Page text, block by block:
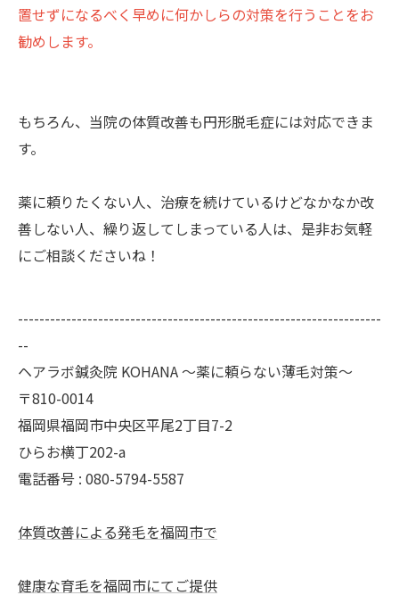
置せずになるべく早めに何かしらの対策を行うことをお
勧めします。
もちろん、当院の体質改善も円形脱毛症には対応できま
す。
薬に頼りたくない人、治療を続けているけどなかなか改
善しない人、繰り返してしまっている人は、是非お気軽
にご相談くださいね！
--------------------------------------------------------------------
--
ヘアラボ鍼灸院 KOHANA 〜薬に頼らない薄毛対策〜
〒810-0014
福岡県福岡市中央区平尾2丁目7-2
ひらお横丁202-a
電話番号 : 080-5794-5587
体質改善による発毛を福岡市で
健康な育毛を福岡市にてご提供